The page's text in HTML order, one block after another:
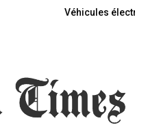
Véhicules